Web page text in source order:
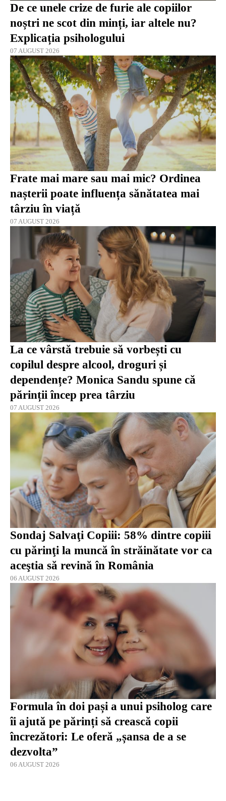
De ce unele crize de furie ale copiilor
noștri ne scot din minți, iar altele nu?
Explicația psihologului
07 AUGUST 2026
Frate mai mare sau mai mic? Ordinea
nașterii poate influența sănătatea mai
târziu în viață
07 AUGUST 2026
La ce vârstă trebuie să vorbești cu
copilul despre alcool, droguri și
dependențe? Monica Sandu spune că
părinții încep prea târziu
07 AUGUST 2026
Sondaj Salvaţi Copiii: 58% dintre copiii
cu părinţi la muncă în străinătate vor ca
aceştia să revină în România
06 AUGUST 2026
Formula în doi pași a unui psiholog care
îi ajută pe părinți să crească copii
încrezători: Le oferă „șansa de a se
dezvolta”
06 AUGUST 2026